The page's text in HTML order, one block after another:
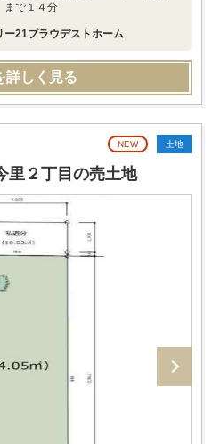
まで１４分
ー21プラウデストホーム
詳しく見る
NEW 土地
里２丁目の売土地